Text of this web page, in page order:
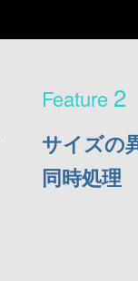
2
サイズの
同時処理